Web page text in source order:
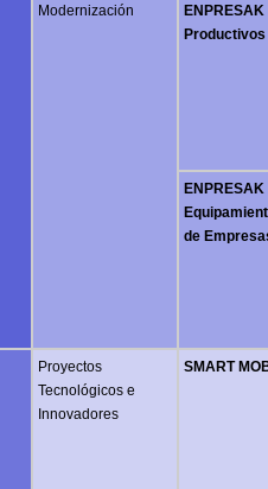
Modernización
Productivos
de
Proyectos
Tecnológicos e
Innovadores
SMART